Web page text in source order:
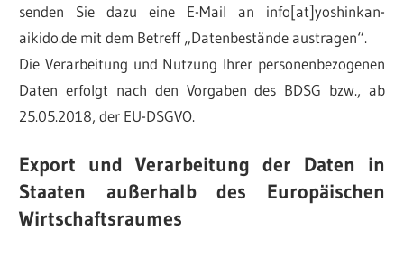
senden Sie dazu eine E-Mail an info[at]yoshinkan-
aikido.de mit dem Betreff „Datenbestände austragen“.
Die Verarbeitung und Nutzung Ihrer personenbezogenen
Daten erfolgt nach den Vorgaben des BDSG bzw., ab
25.05.2018, der EU-DSGVO.
Export und Verarbeitung der Daten in
Staaten außerhalb des Europäischen
Wirtschaftsraumes